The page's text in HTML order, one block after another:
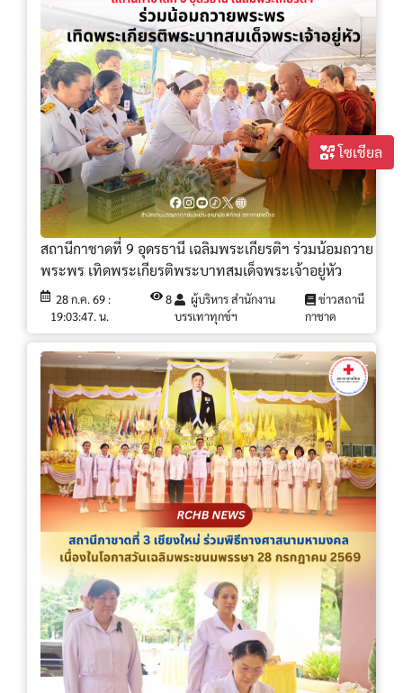
โซเชียล
สถานีกาชาดที่ 9 อุดรธานี เฉลิมพระเกียรติฯ ร่วมน้อมถวาย
พระพร เทิดพระเกียรติพระบาทสมเด็จพระเจ้าอยู่หัว
28 ก.ค. 69 :
19:03:47. น.
8
ผู้บริหาร สำนักงาน
บรรเทาทุกข์ฯ
ข่าวสถานี
กาชาด